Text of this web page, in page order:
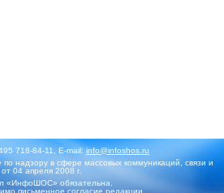
718-84-11, E-mail:info@infoshos.ru
надзору в сфере массовых коммуникаций, связи и
04 апреля 2008 г.
«ИнфоШОС» обязательна.
письменное согласие редакции